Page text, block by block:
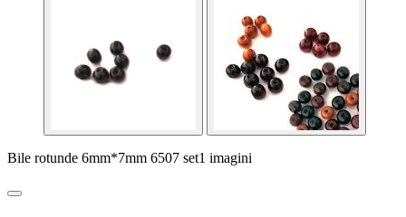
Bile rotunde 6mm*7mm 6507 set1 imagini